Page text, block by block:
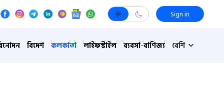
Sign in
বিদেশ কলকাতা লাইফস্টাইল ব্যবসা-বাণিজ্য বেশি